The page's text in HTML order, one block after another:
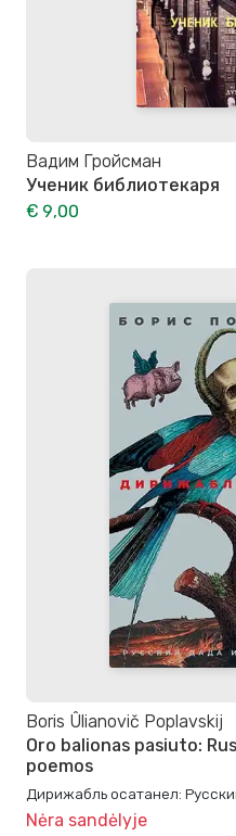
Вадим Гройсман
Ученик библиотекаря
€ 9,00
Boris Ûlianovič Poplavskij
Oro balionas pasiuto:
poemos
Дирижабль осатанел:
Nėra sandėlyje